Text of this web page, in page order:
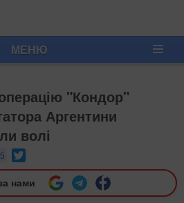
МЕНЮ
"Кондор"
Аргентини
волі
нами